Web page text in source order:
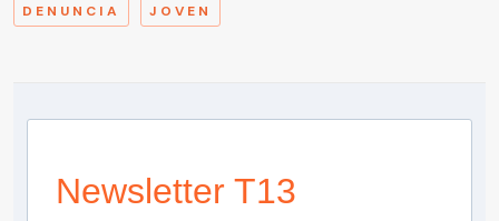
DENUNCIA JOVEN
Newsletter T13